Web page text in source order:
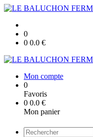
0
0 0.0 €
Mon compte
0
Favoris
0 0.0 €
Mon panier